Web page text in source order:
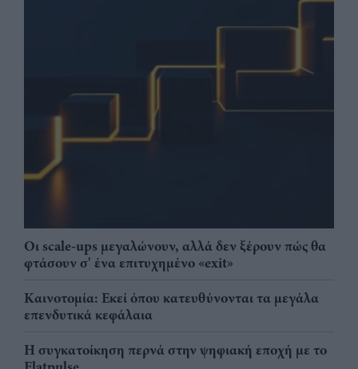
Οι scale-ups μεγαλώνουν, αλλά δεν ξέρουν πώς θα
φτάσουν σ' ένα επιτυχημένο «exit»
Καινοτομία: Εκεί όπου κατευθύνονται τα μεγάλα
επενδυτικά κεφάλαια
Η συγκατοίκηση περνά στην ψηφιακή εποχή με το